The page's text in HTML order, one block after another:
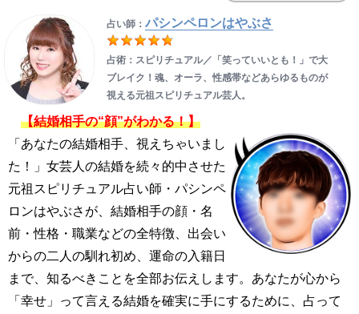
占い師： パシンペロンはやぶさ
占術：スピリチュアル／「笑っていいとも！」で大
ブレイク！魂、オーラ、性感帯などあらゆるものが
視える元祖スピリチュアル芸人。
【結婚相手の“顔”がわかる！】
「あなたの結婚相手、視えちゃいまし
た！」女芸人の結婚を続々的中させた
元祖スピリチュアル占い師・パシンペ
ロンはやぶさが、結婚相手の顔・名
前・性格・職業などの全特徴、出会い
からの二人の馴れ初め、運命の入籍日
まで、知るべきことを全部お伝えします。あなたが心から
「幸せ」って言える結婚を確実に手にするために、占って